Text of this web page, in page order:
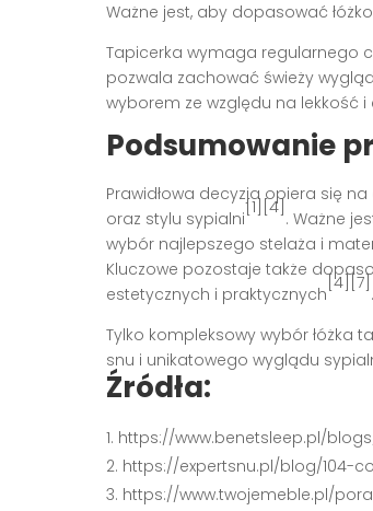
Ważne jest, aby dopasować
Tapicerka wymaga regularnego
pozwala zachować świeży
wyborem ze względu na lekkość i
Podsumowanie
Prawidłowa decyzja opiera się
oraz stylu sypialni
[1][4]
. Ważne
wybór najlepszego stelaża i
Kluczowe pozostaje także
estetycznych i praktycznych
[4][7]
.
Tylko kompleksowy wybór
snu i unikatowego wyglądu
Źródła:
https://www.benetsleep.pl/
https://expertsnu.pl/blog/104-
https://www.twojemeble.pl/